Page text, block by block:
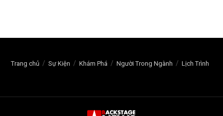
Trang chủ Sự Kiện Khám Phá Người Trong Ngành Lịch Trình